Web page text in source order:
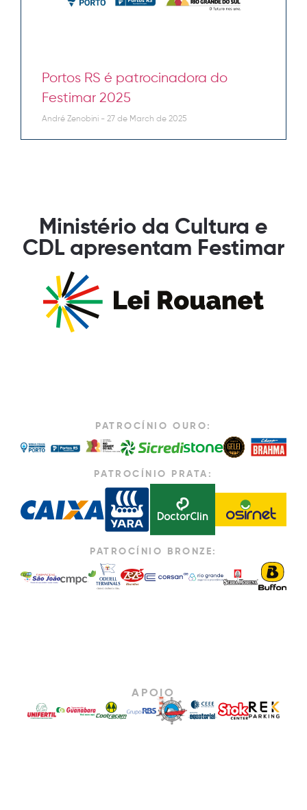
Portos RS é patrocinadora do
Festimar 2025
André Zenobini 27 de March de 2025
Ministério da Cultura e
CDL apresentam Festimar
PATROCÍNIO OURO:
PATROCÍNIO PRATA:
PATROCÍNIO BRONZE:
APOIO